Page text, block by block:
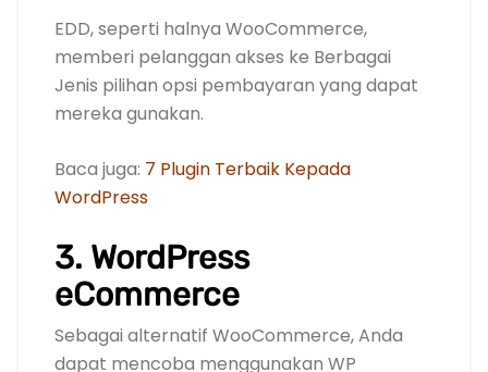
EDD, seperti halnya WooCommerce,
memberi pelanggan akses ke Berbagai
Jenis pilihan opsi pembayaran yang dapat
mereka gunakan.
Baca juga: 7 Plugin Terbaik Kepada
WordPress
3. WordPress
eCommerce
Sebagai alternatif WooCommerce, Anda
dapat mencoba menggunakan WP